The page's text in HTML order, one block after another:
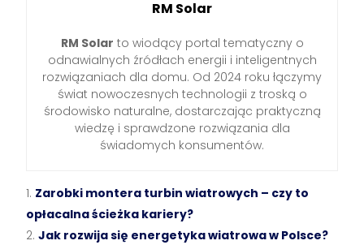
RM Solar
RM Solar to wiodący portal tematyczny o
odnawialnych źródłach energii i inteligentnych
rozwiązaniach dla domu. Od 2024 roku łączymy
świat nowoczesnych technologii z troską o
środowisko naturalne, dostarczając praktyczną
wiedzę i sprawdzone rozwiązania dla
świadomych konsumentów.
Zarobki montera turbin wiatrowych – czy to
opłacalna ścieżka kariery?
Jak rozwija się energetyka wiatrowa w Polsce?